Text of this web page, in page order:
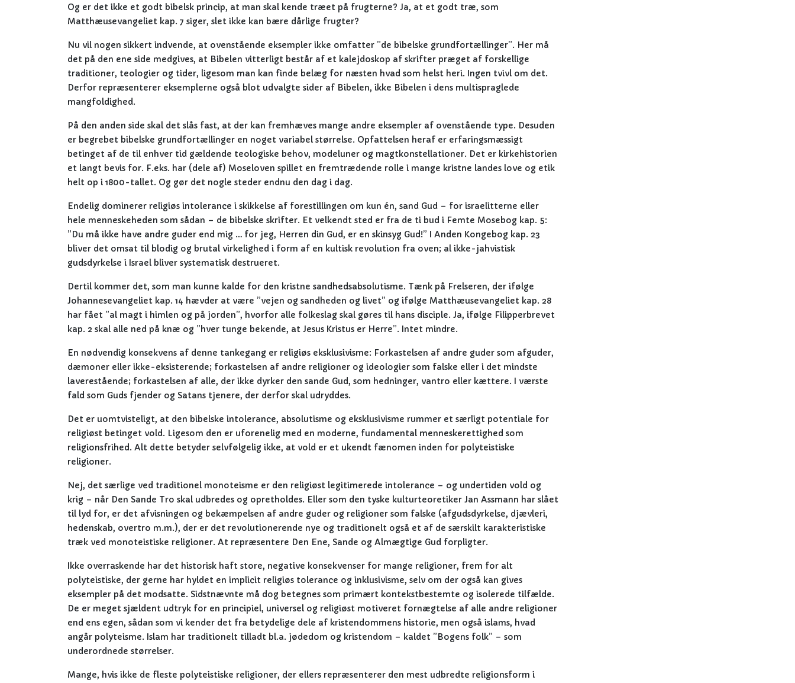
Og er det ikke et godt bibelsk princip, at man skal kende træet på frugterne? Ja, at et godt træ, som
Matthæusevangeliet kap. 7 siger, slet ikke kan bære dårlige frugter?
Nu vil nogen sikkert indvende, at ovenstående eksempler ikke omfatter ”de bibelske grundfortællinger”. Her må
det på den ene side medgives, at Bibelen vitterligt består af et kalejdoskop af skrifter præget af forskellige
traditioner, teologier og tider, ligesom man kan finde belæg for næsten hvad som helst heri. Ingen tvivl om det.
Derfor repræsenterer eksemplerne også blot udvalgte sider af Bibelen, ikke Bibelen i dens multispraglede
mangfoldighed.
På den anden side skal det slås fast, at der kan fremhæves mange andre eksempler af ovenstående type. Desuden
er begrebet bibelske grundfortællinger en noget variabel størrelse. Opfattelsen heraf er erfaringsmæssigt
betinget af de til enhver tid gældende teologiske behov, modeluner og magtkonstellationer. Det er kirkehistorien
et langt bevis for. F.eks. har (dele af) Moseloven spillet en fremtrædende rolle i mange kristne landes love og etik
helt op i 1800-tallet. Og gør det nogle steder endnu den dag i dag.
Endelig dominerer religiøs intolerance i skikkelse af forestillingen om kun én, sand Gud – for israelitterne eller
hele menneskeheden som sådan – de bibelske skrifter. Et velkendt sted er fra de ti bud i Femte Mosebog kap. 5:
”Du må ikke have andre guder end mig … for jeg, Herren din Gud, er en skinsyg Gud!” I Anden Kongebog kap. 23
bliver det omsat til blodig og brutal virkelighed i form af en kultisk revolution fra oven; al ikke-jahvistisk
gudsdyrkelse i Israel bliver systematisk destrueret.
Dertil kommer det, som man kunne kalde for den kristne sandhedsabsolutisme. Tænk på Frelseren, der ifølge
Johannesevangeliet kap. 14 hævder at være ”vejen og sandheden og livet” og ifølge Matthæusevangeliet kap. 28
har fået ”al magt i himlen og på jorden”, hvorfor alle folkeslag skal gøres til hans disciple. Ja, ifølge Filipperbrevet
kap. 2 skal alle ned på knæ og ”hver tunge bekende, at Jesus Kristus er Herre”. Intet mindre.
En nødvendig konsekvens af denne tankegang er religiøs eksklusivisme: Forkastelsen af andre guder som afguder,
dæmoner eller ikke-eksisterende; forkastelsen af andre religioner og ideologier som falske eller i det mindste
laverestående; forkastelsen af alle, der ikke dyrker den sande Gud, som hedninger, vantro eller kættere. I værste
fald som Guds fjender og Satans tjenere, der derfor skal udryddes.
Det er uomtvisteligt, at den bibelske intolerance, absolutisme og eksklusivisme rummer et særligt potentiale for
religiøst betinget vold. Ligesom den er uforenelig med en moderne, fundamental menneskerettighed som
religionsfrihed. Alt dette betyder selvfølgelig ikke, at vold er et ukendt fænomen inden for polyteistiske
religioner.
Nej, det særlige ved traditionel monoteisme er den religiøst legitimerede intolerance – og undertiden vold og
krig – når Den Sande Tro skal udbredes og opretholdes. Eller som den tyske kulturteoretiker Jan Assmann har slået
til lyd for, er det afvisningen og bekæmpelsen af andre guder og religioner som falske (afgudsdyrkelse, djævleri,
hedenskab, overtro m.m.), der er det revolutionerende nye og traditionelt også et af de særskilt karakteristiske
træk ved monoteistiske religioner. At repræsentere Den Ene, Sande og Almægtige Gud forpligter.
Ikke overraskende har det historisk haft store, negative konsekvenser for mange religioner, frem for alt
polyteistiske, der gerne har hyldet en implicit religiøs tolerance og inklusivisme, selv om der også kan gives
eksempler på det modsatte. Sidstnævnte må dog betegnes som primært kontekstbestemte og isolerede tilfælde.
De er meget sjældent udtryk for en principiel, universel og religiøst motiveret fornægtelse af alle andre religioner
end ens egen, sådan som vi kender det fra betydelige dele af kristendommens historie, men også islams, hvad
angår polyteisme. Islam har traditionelt tilladt bl.a. jødedom og kristendom – kaldet ”Bogens folk” – som
underordnede størrelser.
Mange, hvis ikke de fleste polyteistiske religioner, der ellers repræsenterer den mest udbredte religionsform i